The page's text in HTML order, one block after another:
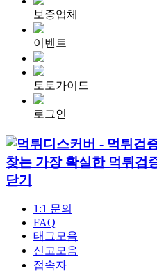
보증업체
이벤트
토토가이드
로그인
닫기
1:1 문의
FAQ
태그모음
신고모음
접속자